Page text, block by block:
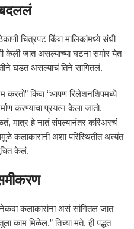
चित्रपट किंवा मालिकांमध्ये संधी
केली जात असल्याच्या घटना समोर येत
घडत असल्याचं तिने सांगितलं.
करतो” किंवा “आपण रिलेशनशिपमध्ये
करण्याचा प्रयत्न केला जातो.
मात्र हे नातं संपल्यानंतर करिअरचं
कलाकारांनी अशा परिस्थितीत अत्यंत
केलं.
कलाकारांना असं सांगितलं जातं
काम मिळेल.” तिच्या मते, ही पद्धत